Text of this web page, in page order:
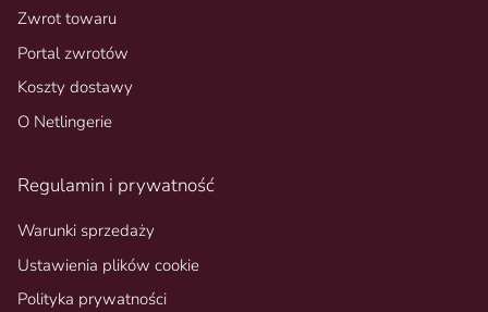
Zwrot towaru
Portal zwrotów
Koszty dostawy
O Netlingerie
Regulamin i prywatność
Warunki sprzedaży
Ustawienia plików cookie
Polityka prywatności